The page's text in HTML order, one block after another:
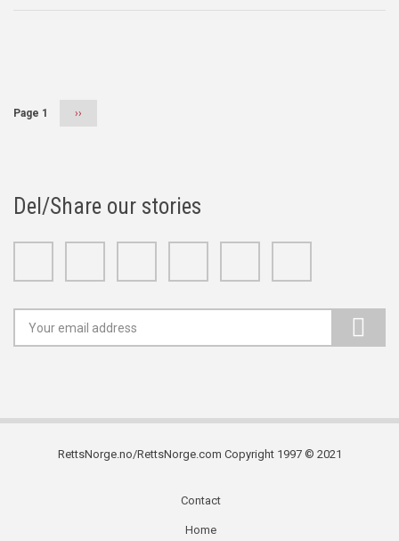
Page 1
Next
››
Del/Share our stories
RettsNorge.no/RettsNorge.com Copyright 1997 © 2021
Contact
Home